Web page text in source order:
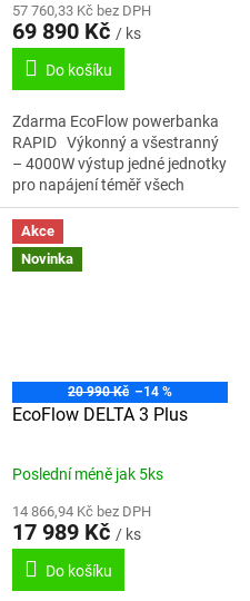
57 760,33 Kč bez DPH
69 890 Kč / ks
Do košíku
Zdarma EcoFlow powerbanka
RAPID Výkonný a všestranný
– 4000W výstup jedné jednotky
pro napájení téměř všech
vašich domácích spotřebičů.
Rozšiřitelná kapacita – 4–12...
Akce
Novinka
20 990 Kč –14 %
EcoFlow DELTA 3 Plus
Poslední méně jak 5ks
14 866,94 Kč bez DPH
17 989 Kč / ks
Do košíku